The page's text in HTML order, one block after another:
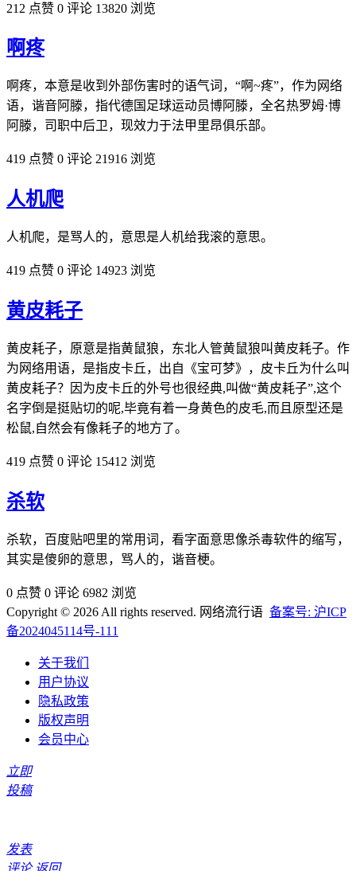
212 点赞 0 评论 13820 浏览
啊疼
啊疼，本意是收到外部伤害时的语气词，“啊~疼”，作为网络
语，谐音阿滕，指代德国足球运动员博阿滕，全名热罗姆·博
阿滕，司职中后卫，现效力于法甲里昂俱乐部。
419 点赞 0 评论 21916 浏览
人机爬
人机爬，是骂人的，意思是人机给我滚的意思。
419 点赞 0 评论 14923 浏览
黄皮耗子
黄皮耗子，原意是指黄鼠狼，东北人管黄鼠狼叫黄皮耗子。作
为网络用语，是指皮卡丘，出自《宝可梦》，皮卡丘为什么叫
黄皮耗子？因为皮卡丘的外号也很经典,叫做“黄皮耗子”,这个
名字倒是挺贴切的呢,毕竟有着一身黄色的皮毛,而且原型还是
松鼠,自然会有像耗子的地方了。
419 点赞 0 评论 15412 浏览
杀软
杀软，百度贴吧里的常用词，看字面意思像杀毒软件的缩写，
其实是傻卵的意思，骂人的，谐音梗。
0 点赞 0 评论 6982 浏览
Copyright © 2026 All rights reserved. 网络流行语 备案号: 沪ICP
备2024045114号-111
关于我们
用户协议
隐私政策
版权声明
会员中心
立即
投稿
发表
评论 返回